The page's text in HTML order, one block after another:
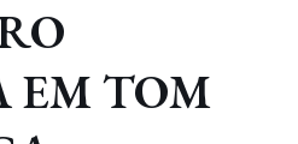
EM TOM